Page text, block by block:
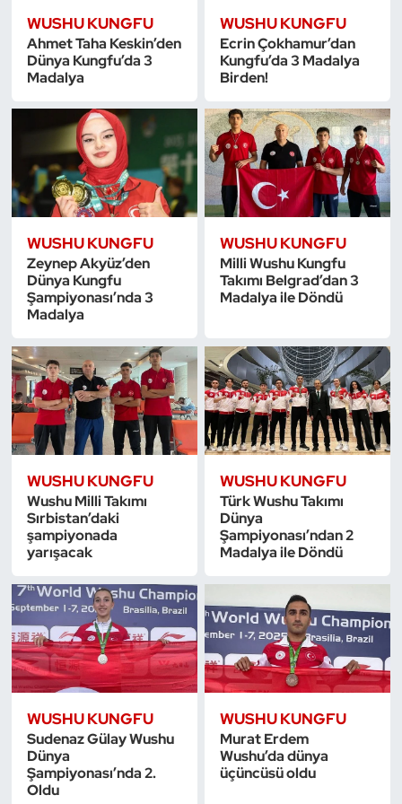
WUSHU KUNGFU
Ahmet Taha Keskin’den
Dünya Kungfu’da 3
Madalya
WUSHU KUNGFU
Ecrin Çokhamur’dan
Kungfu’da 3 Madalya
Birden!
WUSHU KUNGFU
Zeynep Akyüz’den
Dünya Kungfu
Şampiyonası’nda 3
Madalya
WUSHU KUNGFU
Milli Wushu Kungfu
Takımı Belgrad’dan 3
Madalya ile Döndü
WUSHU KUNGFU
Wushu Milli Takımı
Sırbistan’daki
şampiyonada
yarışacak
WUSHU KUNGFU
Türk Wushu Takımı
Dünya
Şampiyonası’ndan 2
Madalya ile Döndü
WUSHU KUNGFU
Sudenaz Gülay Wushu
Dünya
Şampiyonası’nda 2.
Oldu
WUSHU KUNGFU
Murat Erdem
Wushu’da dünya
üçüncüsü oldu
Kempo
Kick Boks
Kürek
Masa Tenisi
Modern Pentatlon
Motor Sporları
Muay Thai
Optimist
Oryantiring
Özel Sporcular
Paralimpik
Ragbi
Satranç
Su Topu
Tekvando
Tenis